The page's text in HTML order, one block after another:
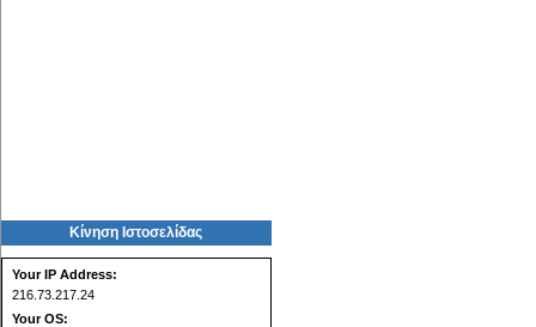
Κίνηση Ιστοσελίδας
Your IP Address:
216.73.217.24
Your OS: